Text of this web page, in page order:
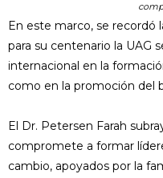
En este marco, se recordó
para su centenario la UAG
internacional en la
como en la promoción del
El Dr. Petersen Farah
compromete a formar
cambio, apoyados por la